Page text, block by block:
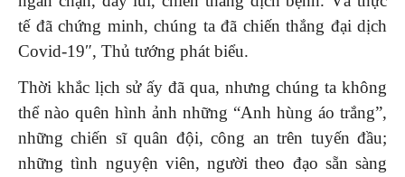
tế đã chứng minh, chúng ta đã chiến thắng đại dịch
Covid-19″, Thủ tướng phát biểu.
Thời khắc lịch sử ấy đã qua, nhưng chúng ta không
thể nào quên hình ảnh những “Anh hùng áo trắng”,
những chiến sĩ quân đội, công an trên tuyến đầu;
những tình nguyện viên, người theo đạo sẵn sàng